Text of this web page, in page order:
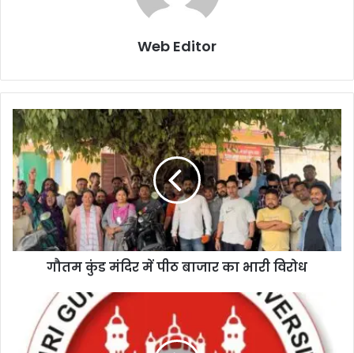
Web Editor
गौतम कुंड मंदिर में पीठ बाजार का भारी विरोध